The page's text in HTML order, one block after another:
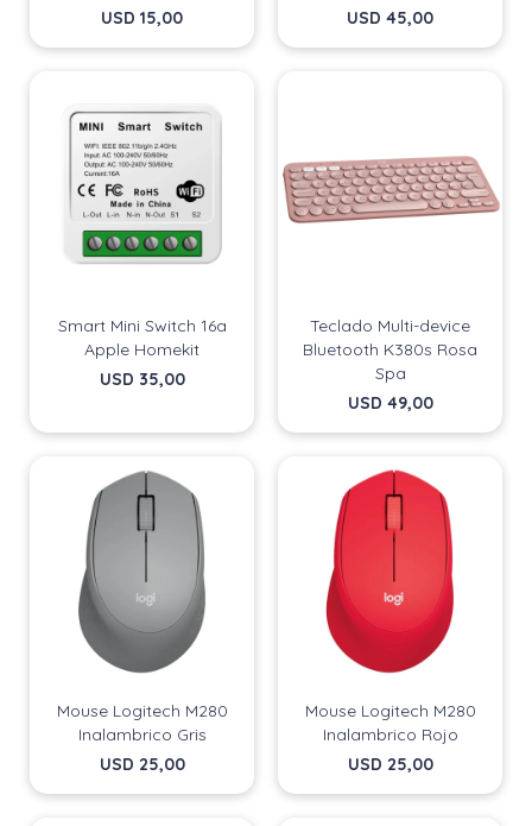
USD 15,00
USD 45,00
Smart Mini Switch 16a
Apple Homekit
USD 35,00
Teclado Multi-device
Bluetooth K380s Rosa
Spa
USD 49,00
Mouse Logitech M280
Inalambrico Gris
USD 25,00
Mouse Logitech M280
Inalambrico Rojo
USD 25,00